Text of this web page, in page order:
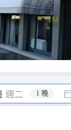
週二 1 晚